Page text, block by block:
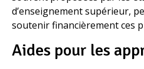
d’enseignement supérieur,
soutenir financièrement ces
Aides pour les